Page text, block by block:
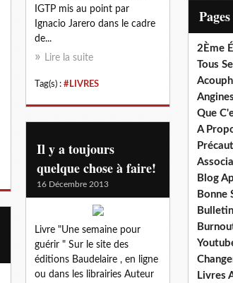
IGTP mis au point par
Ignacio Jarero dans le cadre
de...
Lire la suite
Tag(s) : #LIVRES
Il y a toujours
quelque chose à faire!
16 Décembre 2013
Livre "Une semaine pour
guérir " Sur le site des
éditions Baudelaire , en ligne
ou dans les librairies Auteur
Pages
2Ème
Tous
Que
A
Blog
Bonne
Livres